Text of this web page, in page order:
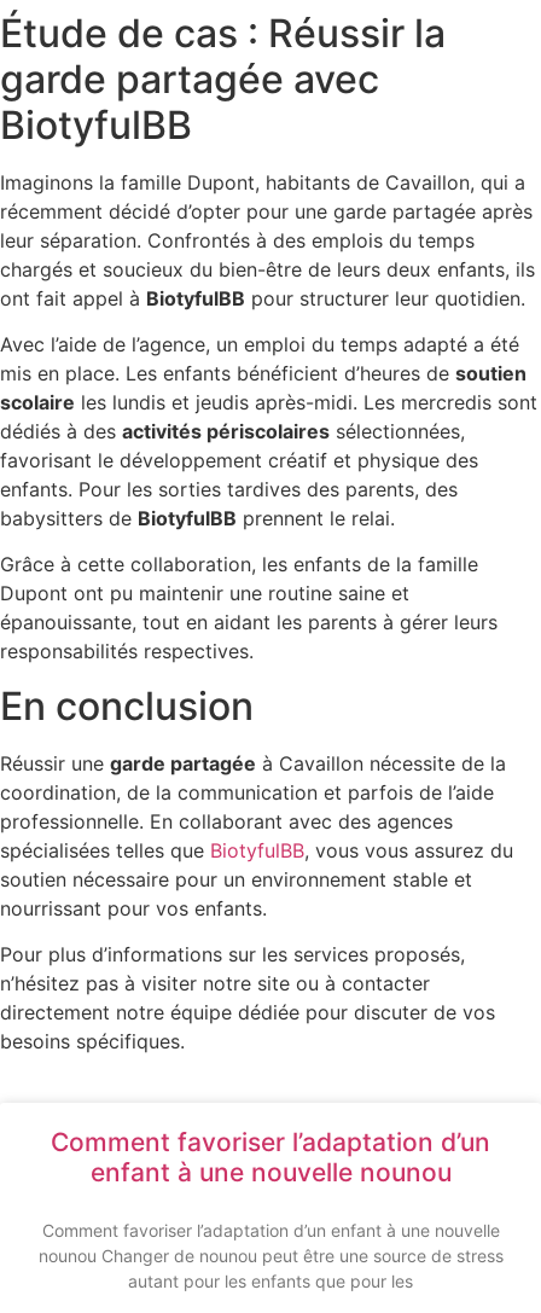
Étude de cas : Réussir la
garde partagée avec
BiotyfulBB
Imaginons la famille Dupont, habitants de Cavaillon, qui a
récemment décidé d’opter pour une garde partagée après
leur séparation. Confrontés à des emplois du temps
chargés et soucieux du bien-être de leurs deux enfants, ils
ont fait appel à BiotyfulBB pour structurer leur quotidien.
Avec l’aide de l’agence, un emploi du temps adapté a été
mis en place. Les enfants bénéficient d’heures de soutien
scolaire les lundis et jeudis après-midi. Les mercredis sont
dédiés à des activités périscolaires sélectionnées,
favorisant le développement créatif et physique des
enfants. Pour les sorties tardives des parents, des
babysitters de BiotyfulBB prennent le relai.
Grâce à cette collaboration, les enfants de la famille
Dupont ont pu maintenir une routine saine et
épanouissante, tout en aidant les parents à gérer leurs
responsabilités respectives.
En conclusion
Réussir une garde partagée à Cavaillon nécessite de la
coordination, de la communication et parfois de l’aide
professionnelle. En collaborant avec des agences
spécialisées telles que BiotyfulBB, vous vous assurez du
soutien nécessaire pour un environnement stable et
nourrissant pour vos enfants.
Pour plus d’informations sur les services proposés,
n’hésitez pas à visiter notre site ou à contacter
directement notre équipe dédiée pour discuter de vos
besoins spécifiques.
Comment favoriser l’adaptation d’un
enfant à une nouvelle nounou
Comment favoriser l’adaptation d’un enfant à une nouvelle
nounou Changer de nounou peut être une source de stress
autant pour les enfants que pour les